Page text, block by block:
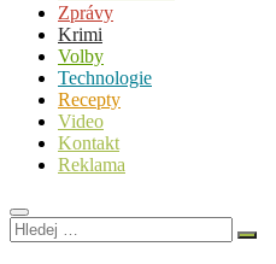
Zprávy
Krimi
Volby
Technologie
Recepty
Video
Kontakt
Reklama
Hledej
…